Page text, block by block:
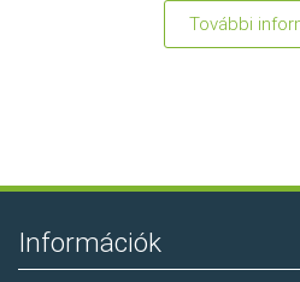
További
Információk